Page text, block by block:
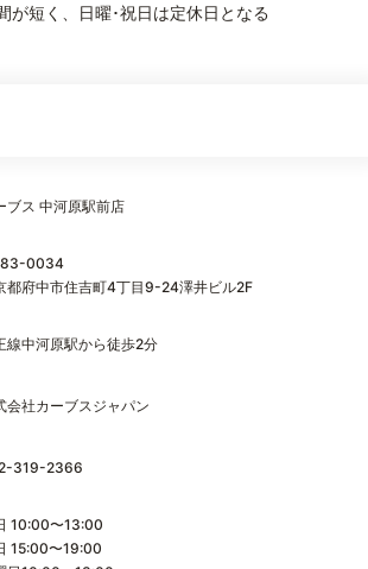
が短く、日曜･祝日は定休日となる
ブス 中河原駅前店
0034
都府中市住吉町4丁目9-24澤井ビル2F
線中河原駅から徒歩2分
会社カーブスジャパン
319-2366
10:00〜13:00
15:00〜19:00